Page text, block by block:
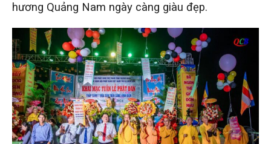
hương Quảng Nam ngày càng giàu đẹp.